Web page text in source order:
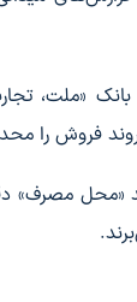
«ملت،
فروش را
«محل